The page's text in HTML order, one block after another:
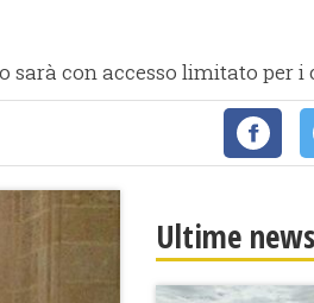
sarà con accesso limitato per
Ultime news